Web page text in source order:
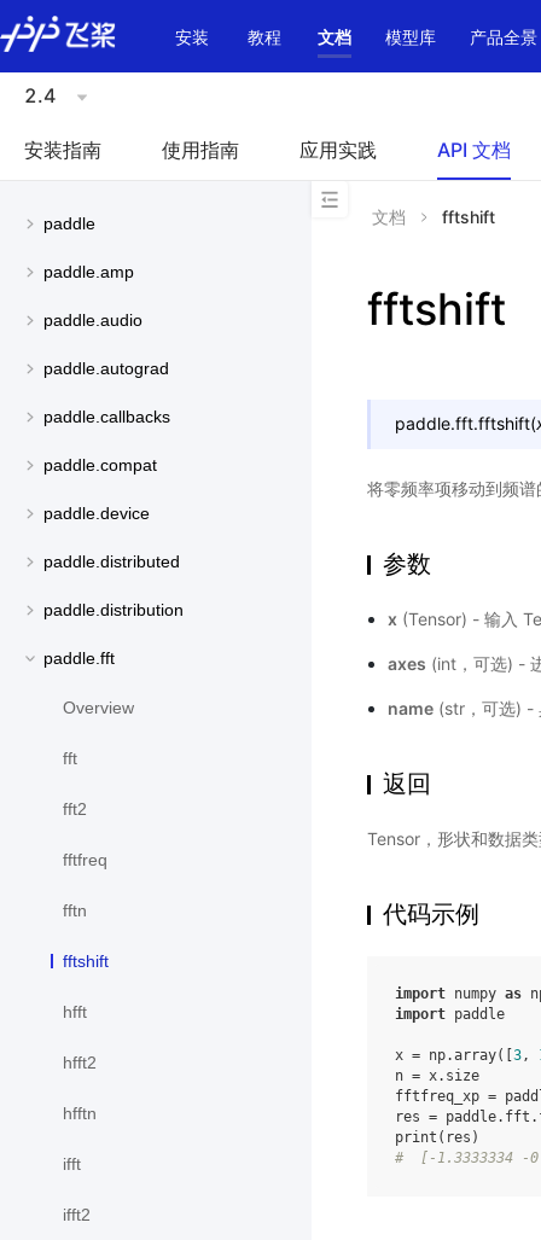
\u200E
安装
教程 文档 模型库 产品全景
2.4
安装指南 使用指南 应用实践 API 文档
paddle
paddle.amp
paddle.audio
paddle.autograd
paddle.callbacks
paddle.compat
paddle.device
paddle.distributed
paddle.distribution
paddle.fft
Overview
fft
fft2
fftfreq
fftn
fftshift
hfft
hfft2
hfftn
ifft
ifft2
文档 fftshift
fftshift
paddle.fft.fftshift(
将零频率项移动到频谱
参数
x (Tensor) - 输入
axes (int，可选) -
name(str，可选) -
返回
Tensor，形状和数据
代码示例
import numpy as
import paddle
x = np.array([ 3,
n = x. size
fftfreq_xp =
res = paddle. fft .
print ( res )
#  [-1.3333334 -